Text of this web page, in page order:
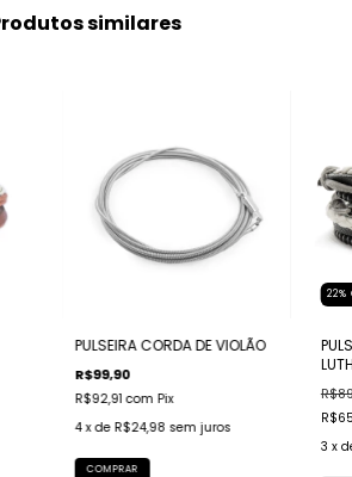
similares
PULSEIRA CORDA DE VIOLÃO
R$99,90
R$92,91com Pix
4 x de R$24,98 sem juros
COMPRAR
22%
3 x